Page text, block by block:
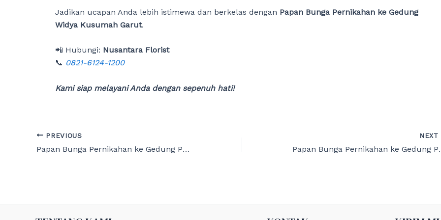
Jadikan ucapan Anda lebih istimewa dan berkelas dengan Papan Bunga Pernikahan ke Gedung
Widya Kusumah Garut.
📲 Hubungi: Nusantara Florist
📞 0821-6124-1200
Kami siap melayani Anda dengan sepenuh hati!
Post
navigation
PREVIOUS
Papan Bunga Pernikahan ke Gedung Pendopo Kabupaten Garut
NEXT
Papan